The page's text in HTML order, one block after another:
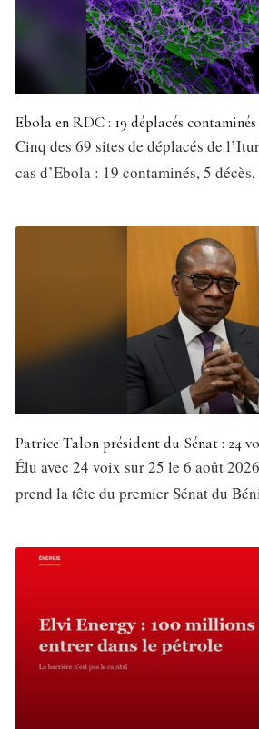
Ebola en RDC : 19 déplacés contaminés
Cinq des 69 sites de déplacés de
cas d’Ebola : 19 contaminés, 5
Patrice Talon président du Sénat : 24
Élu avec 24 voix sur 25 le 6 août
prend la tête du premier Sénat du